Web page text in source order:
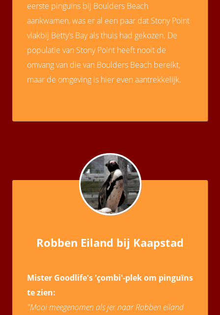
eerste pinguïns bij Boulders Beach
aankwamen, was er al een paar dat Stony Point
vlakbij Betty’s Bay als thuis had gekozen. De
populatie van Stony Point heeft nooit de
omvang van die van Boulders Beach bereikt,
maar de omgeving is hier even aantrekkelijk.
Robben Eiland bij Kaapstad
Mister Goodlife's 'çombi'-plek om pinguïns
te zien:
"Mooi meegenomen als jer naar Robben eiland